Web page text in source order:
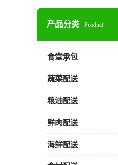
产品分类 Product
食堂承包
蔬菜配送
粮油配送
鲜肉配送
海鲜配送